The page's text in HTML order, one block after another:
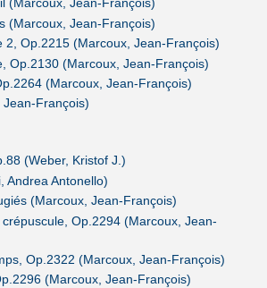
(Marcoux, Jean-François)
2, Op.2215 (Marcoux, Jean-François)
Op.2130 (Marcoux, Jean-François)
(Marcoux, Jean-François)
François)
(Weber, Kristof J.)
Andrea Antonello)
(Marcoux, Jean-François)
Op.2294 (Marcoux, Jean-
Op.2322 (Marcoux, Jean-François)
(Marcoux, Jean-François)